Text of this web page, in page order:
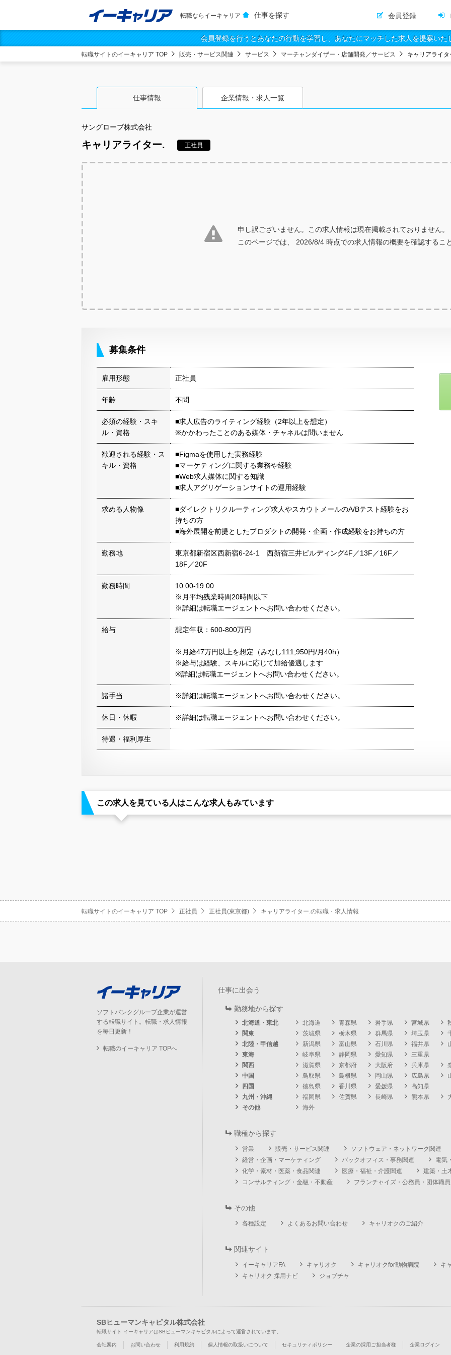
転職ならイーキャリア 仕事を探す 会員登録
会員登録を行うとあなたの行動を学習し、あなたにマッチした求人を提案いた
転職サイトのイーキャリア TOP 販売・サービス関連 サービス マーチャンダイザー・店舗開発／サービス キャリアライ
仕事情報 企業情報・求人一覧
サングローブ株式会社
キャリアライター. 正社員
申し訳ございません。この求人情報は現在掲載されておりません。
このページでは、 2026/8/4 時点での求人情報の概要を確認するこ
募集条件
雇用形態 正社員
年齢 不問
必須の経験・スキ
ル・資格
■求人広告のライティング経験（2年以上を想定）
※かかわったことのある媒体・チャネルは問いません
歓迎される経験・ス
キル・資格
■Figmaを使用した実務経験
■マーケティングに関する業務や経験
■Web求人媒体に関する知識
■求人アグリゲーションサイトの運用経験
求める人物像
■ダイレクトリクルーティング求人やスカウトメールのA/Bテスト経験をお
持ちの方
■海外展開を前提としたプロダクトの開発・企画・作成経験をお持ちの方
勤務地
東京都新宿区西新宿6-24-1 西新宿三井ビルディング4F／13F／16F／
18F／20F
勤務時間
10:00-19:00
※月平均残業時間20時間以下
※詳細は転職エージェントへお問い合わせください。
給与 想定年収：600-800万円
※月給47万円以上を想定（みなし111,950円/月40h）
※給与は経験、スキルに応じて加給優遇します
※詳細は転職エージェントへお問い合わせください。
諸手当 ※詳細は転職エージェントへお問い合わせください。
休日・休暇 ※詳細は転職エージェントへお問い合わせください。
待遇・福利厚生
この求人を見ている人はこんな求人もみています
転職サイトのイーキャリア TOP 正社員 正社員(東京都) キャリアライター.の転職・求人情報
ソフトバンクグループ企業が運営
する転職サイト。転職・求人情報
を毎日更新！
転職のイーキャリア TOPへ
仕事に出会う
勤務地から探す
北海道・東北 北海道 青森県 岩手県 宮城県
関東
茨城県 栃木県 群馬県 埼玉県
北陸・甲信越
新潟県 富山県 石川県 福井県
東海
岐阜県 静岡県 愛知県
三重県
関西
滋賀県 京都府 大阪府 兵庫県
中国
鳥取県 島根県 岡山県 広島県
四国
徳島県 香川県 愛媛県
高知県
九州・沖縄
福岡県 佐賀県 長崎県 熊本県
その他
海外
職種から探す
営業 販売・サービス関連
ソフトウェア・ネットワーク関連
経営・企画・マーケティング
バックオフィス・事務関連
電気
化学・素材・医薬・食品関連
医療・福祉・介護関連
建築・土
コンサルティング・金融・不動産
フランチャイズ・公務員・団体職
その他
各種設定 よくあるお問い合わせ キャリオクのご紹介
関連サイト
イーキャリアFA キャリオク キャリオクfor動物病院
キ
キャリオク 採用ナビ
ジョブチャ
SBヒューマンキャピタル株式会社
転職サイト イーキャリアはSBヒューマンキャピタルによって運営されています。
会社案内 お問い合わせ 利用規約 個人情報の取扱いについて セキュリティポリシー 企業の採用ご担当者様 企業ログイン